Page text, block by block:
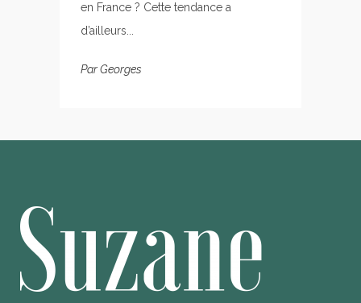
en France ? Cette tendance a
d’ailleurs...
ParGeorges